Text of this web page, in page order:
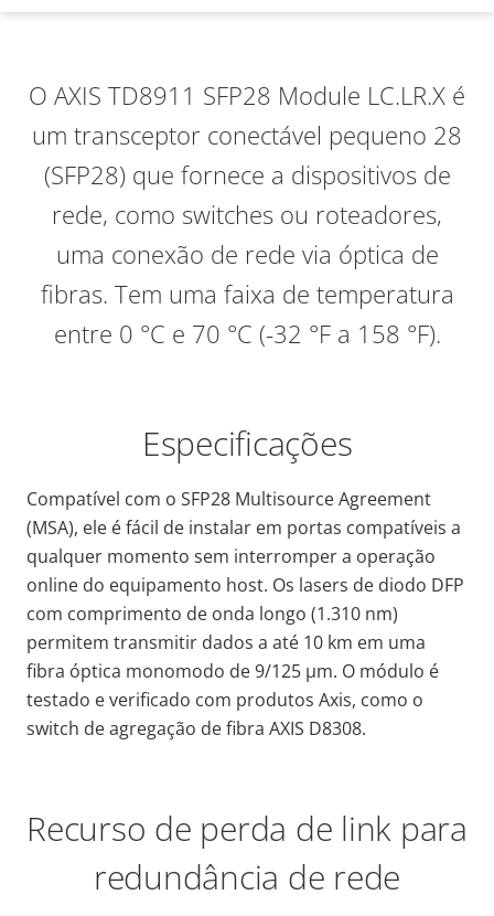
O AXIS TD8911 SFP28 Module LC.LR.X é
um transceptor conectável pequeno 28
(SFP28) que fornece a dispositivos de
rede, como switches ou roteadores,
uma conexão de rede via óptica de
fibras. Tem uma faixa de temperatura
entre 0 °C e 70 °C (-32 °F a 158 °F).
Especificações
Compatível com o SFP28 Multisource Agreement
(MSA), ele é fácil de instalar em portas compatíveis a
qualquer momento sem interromper a operação
online do equipamento host. Os lasers de diodo DFP
com comprimento de onda longo (1.310 nm)
permitem transmitir dados a até 10 km em uma
fibra óptica monomodo de 9/125 μm. O módulo é
testado e verificado com produtos Axis, como o
switch de agregação de fibra AXIS D8308.
Recurso de perda de link para
redundância de rede